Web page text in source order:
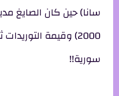
2000) وقيمة
سورية!!